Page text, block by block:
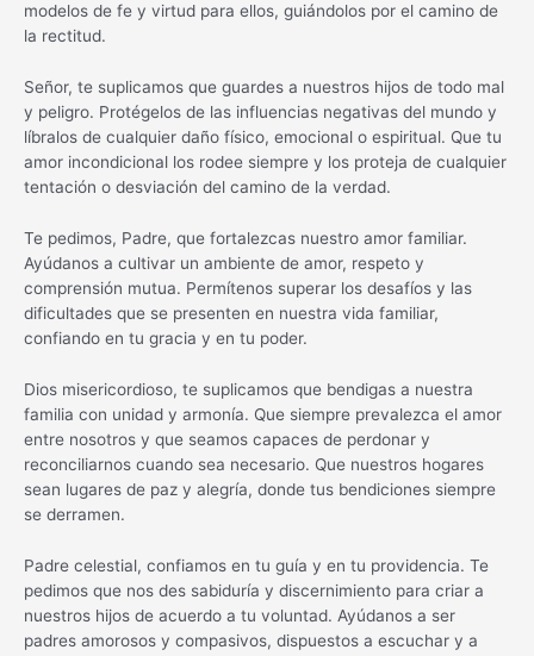
modelos de fe y virtud para ellos, guiándolos por el camino de
la rectitud.
Señor, te suplicamos que guardes a nuestros hijos de todo mal
y peligro. Protégelos de las influencias negativas del mundo y
líbralos de cualquier daño físico, emocional o espiritual. Que tu
amor incondicional los rodee siempre y los proteja de cualquier
tentación o desviación del camino de la verdad.
Te pedimos, Padre, que fortalezcas nuestro amor familiar.
Ayúdanos a cultivar un ambiente de amor, respeto y
comprensión mutua. Permítenos superar los desafíos y las
dificultades que se presenten en nuestra vida familiar,
confiando en tu gracia y en tu poder.
Dios misericordioso, te suplicamos que bendigas a nuestra
familia con unidad y armonía. Que siempre prevalezca el amor
entre nosotros y que seamos capaces de perdonar y
reconciliarnos cuando sea necesario. Que nuestros hogares
sean lugares de paz y alegría, donde tus bendiciones siempre
se derramen.
Padre celestial, confiamos en tu guía y en tu providencia. Te
pedimos que nos des sabiduría y discernimiento para criar a
nuestros hijos de acuerdo a tu voluntad. Ayúdanos a ser
padres amorosos y compasivos, dispuestos a escuchar y a